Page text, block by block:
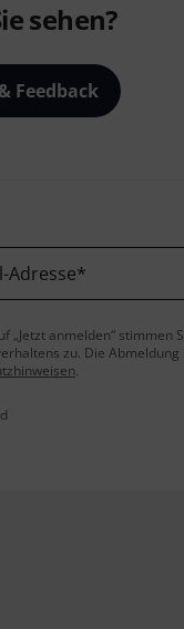
sehen?
Feedback
Adresse*
„Jetzt anmelden“
zu. Die
.